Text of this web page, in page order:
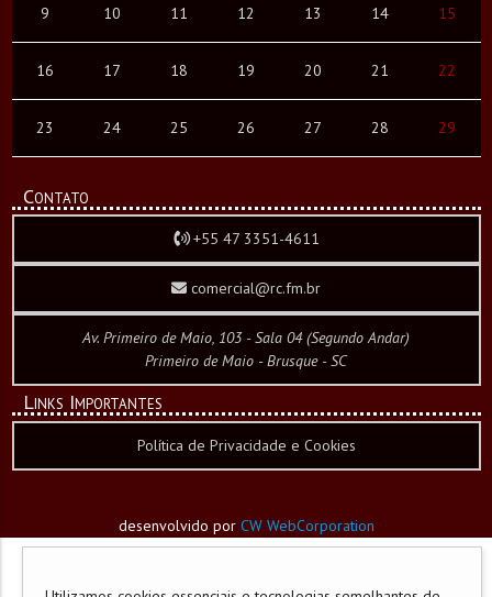
9 10 11 12 13 14 15
16 17 18 19 20 21 22
23 24 25 26 27 28 29
Contato
+55 47 3351-4611
comercial@rc.fm.br
Av. Primeiro de Maio, 103 - Sala 04 (Segundo Andar)
Primeiro de Maio - Brusque - SC
Links Importantes
Política de Privacidade e Cookies
desenvolvido por CW WebCorporation